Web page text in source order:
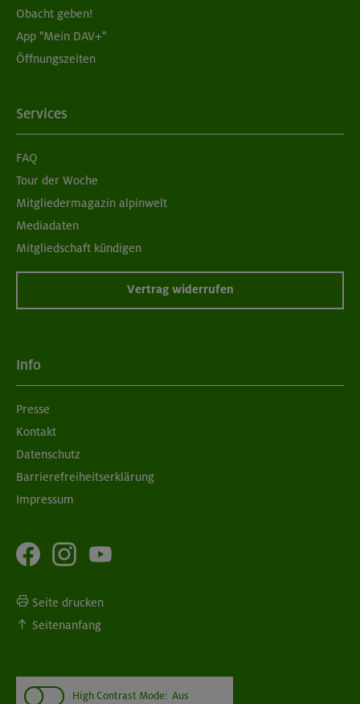
Obacht geben!
App "Mein DAV+"
Öffnungszeiten
Services
FAQ
Tour der Woche
Mitgliedermagazin alpinwelt
Mediadaten
Mitgliedschaft kündigen
Vertrag widerrufen
Info
Presse
Kontakt
Datenschutz
Barrierefreiheitserklärung
Impressum
Seite drucken
Seitenanfang
High Contrast Mode: Aus